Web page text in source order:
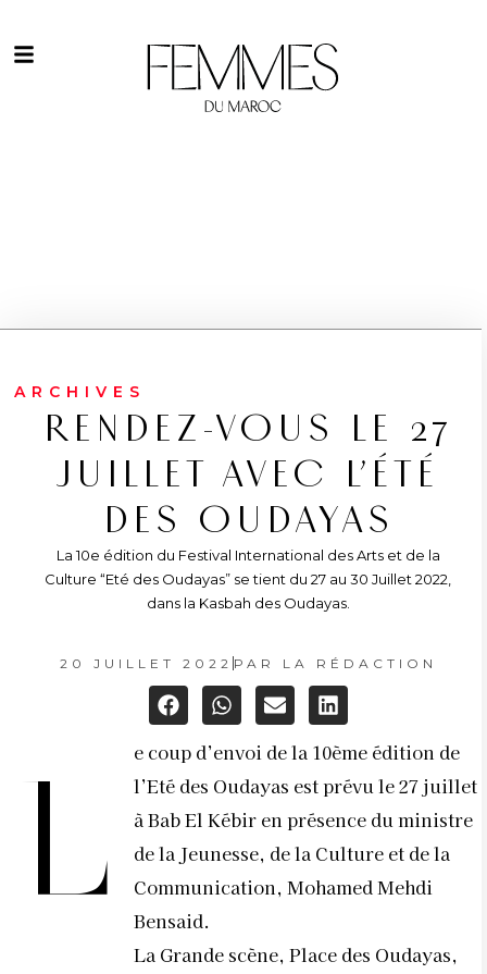
ARCHIVES
RENDEZ-VOUS LE 27
JUILLET AVEC L’ÉTÉ
DES OUDAYAS
La 10e édition du Festival International des Arts et de la
Culture “Eté des Oudayas” se tient du 27 au 30 Juillet 2022,
dans la Kasbah des Oudayas.
20 JUILLET 2022 PAR LA RÉDACTION
L
e coup d’envoi de la 10ème édition de
l’Eté des Oudayas est prévu le 27 juillet
à Bab El Kébir en présence du ministre
de la Jeunesse, de la Culture et de la
Communication, Mohamed Mehdi
Bensaid.
La Grande scène, Place des Oudayas,